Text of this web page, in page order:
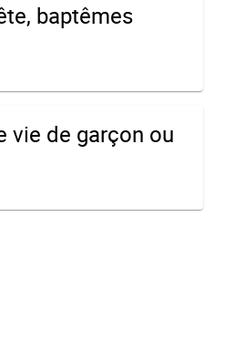
baptêmes
vie de garçon ou